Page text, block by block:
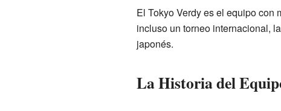
El Tokyo Verdy es el equipo con
incluso un torneo internacional, la
japonés.
La Historia del